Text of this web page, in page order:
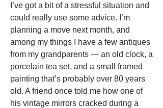
I’ve got a bit of a stressful situation and
could really use some advice. I’m
planning a move next month, and
among my things I have a few antiques
from my grandparents — an old clock, a
porcelain tea set, and a small framed
painting that’s probably over 80 years
old. A friend once told me how one of
his vintage mirrors cracked during a